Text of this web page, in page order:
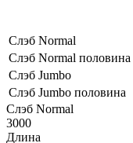
Слэб Normal
Слэб Normal половина
Слэб Jumbo
Слэб Jumbo половина
Слэб Normal
3000
Длина